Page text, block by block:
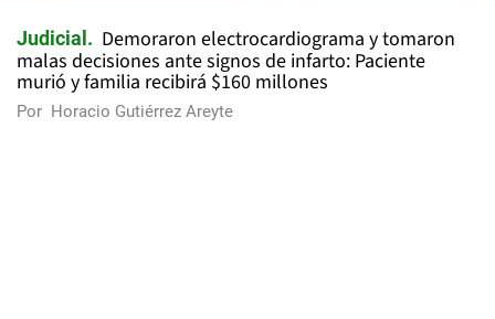
Judicial
Demoraron electrocardiograma y tomaron
malas decisiones ante signos de infarto: Paciente
murió y familia recibirá $160 millones
Por Horacio Gutiérrez Areyte